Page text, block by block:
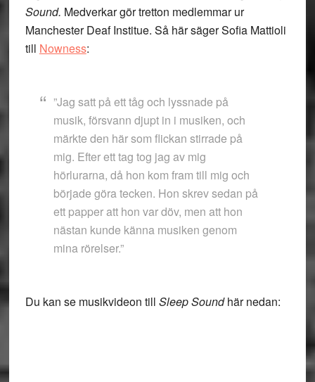
Sound. Medverkar gör tretton medlemmar ur
Manchester Deaf Institue. Så här säger Sofia Mattioli
till Nowness:
”Jag satt på ett tåg och lyssnade på
musik, försvann djupt in i musiken, och
märkte den här som flickan stirrade på
mig. Efter ett tag tog jag av mig
hörlurarna, då hon kom fram till mig och
började göra tecken. Hon skrev sedan på
ett papper att hon var döv, men att hon
nästan kunde känna musiken genom
mina rörelser.”
Du kan se musikvideon till Sleep Soundhär nedan: